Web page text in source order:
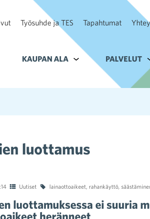
Työsuhde ja TES Tapahtumat
kohteelle Vastuullisuus
KAUPAN ALA Alavalikko kohteelle
PALVELUT
luottamus
Uutiset lainaottoaikeet, rahankäyttö,
luottamuksessa ei suuria
heränneet